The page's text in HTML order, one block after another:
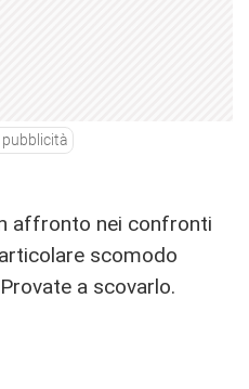
pubblicità
affronto nei confronti
scomodo
a scovarlo.